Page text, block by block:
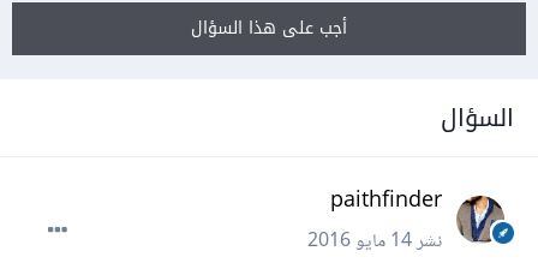
أجب على هذا السؤال
السؤال
paithfinder
نشر14 مايو 2016